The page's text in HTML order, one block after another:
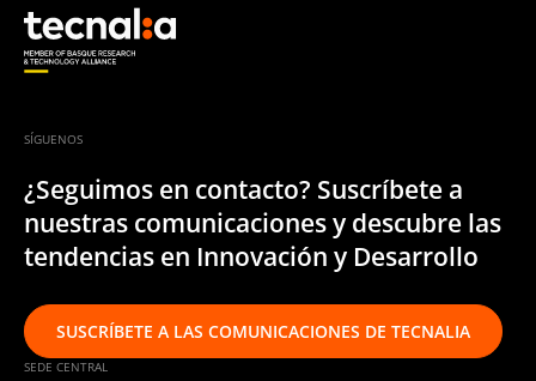
SÍGUENOS
¿Seguimos en contacto? Suscríbete a
nuestras comunicaciones y descubre las
tendencias en Innovación y Desarrollo
SUSCRÍBETE A LAS COMUNICACIONES DE TECNALIA
SEDE CENTRAL